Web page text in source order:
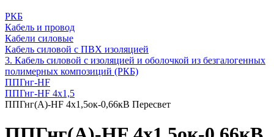
РКБ
Кабель и провод
Кабели силовые
Кабель силовой с ПВХ изоляцией
3. Кабель силовой с изоляцией и оболочкой из безгалогенных
полимерных композиций (РКБ)
ППГнг-HF
ППГнг-HF 4х1,5
ППГнг(А)-HF 4х1,5ок-0,66кВ Пересвет